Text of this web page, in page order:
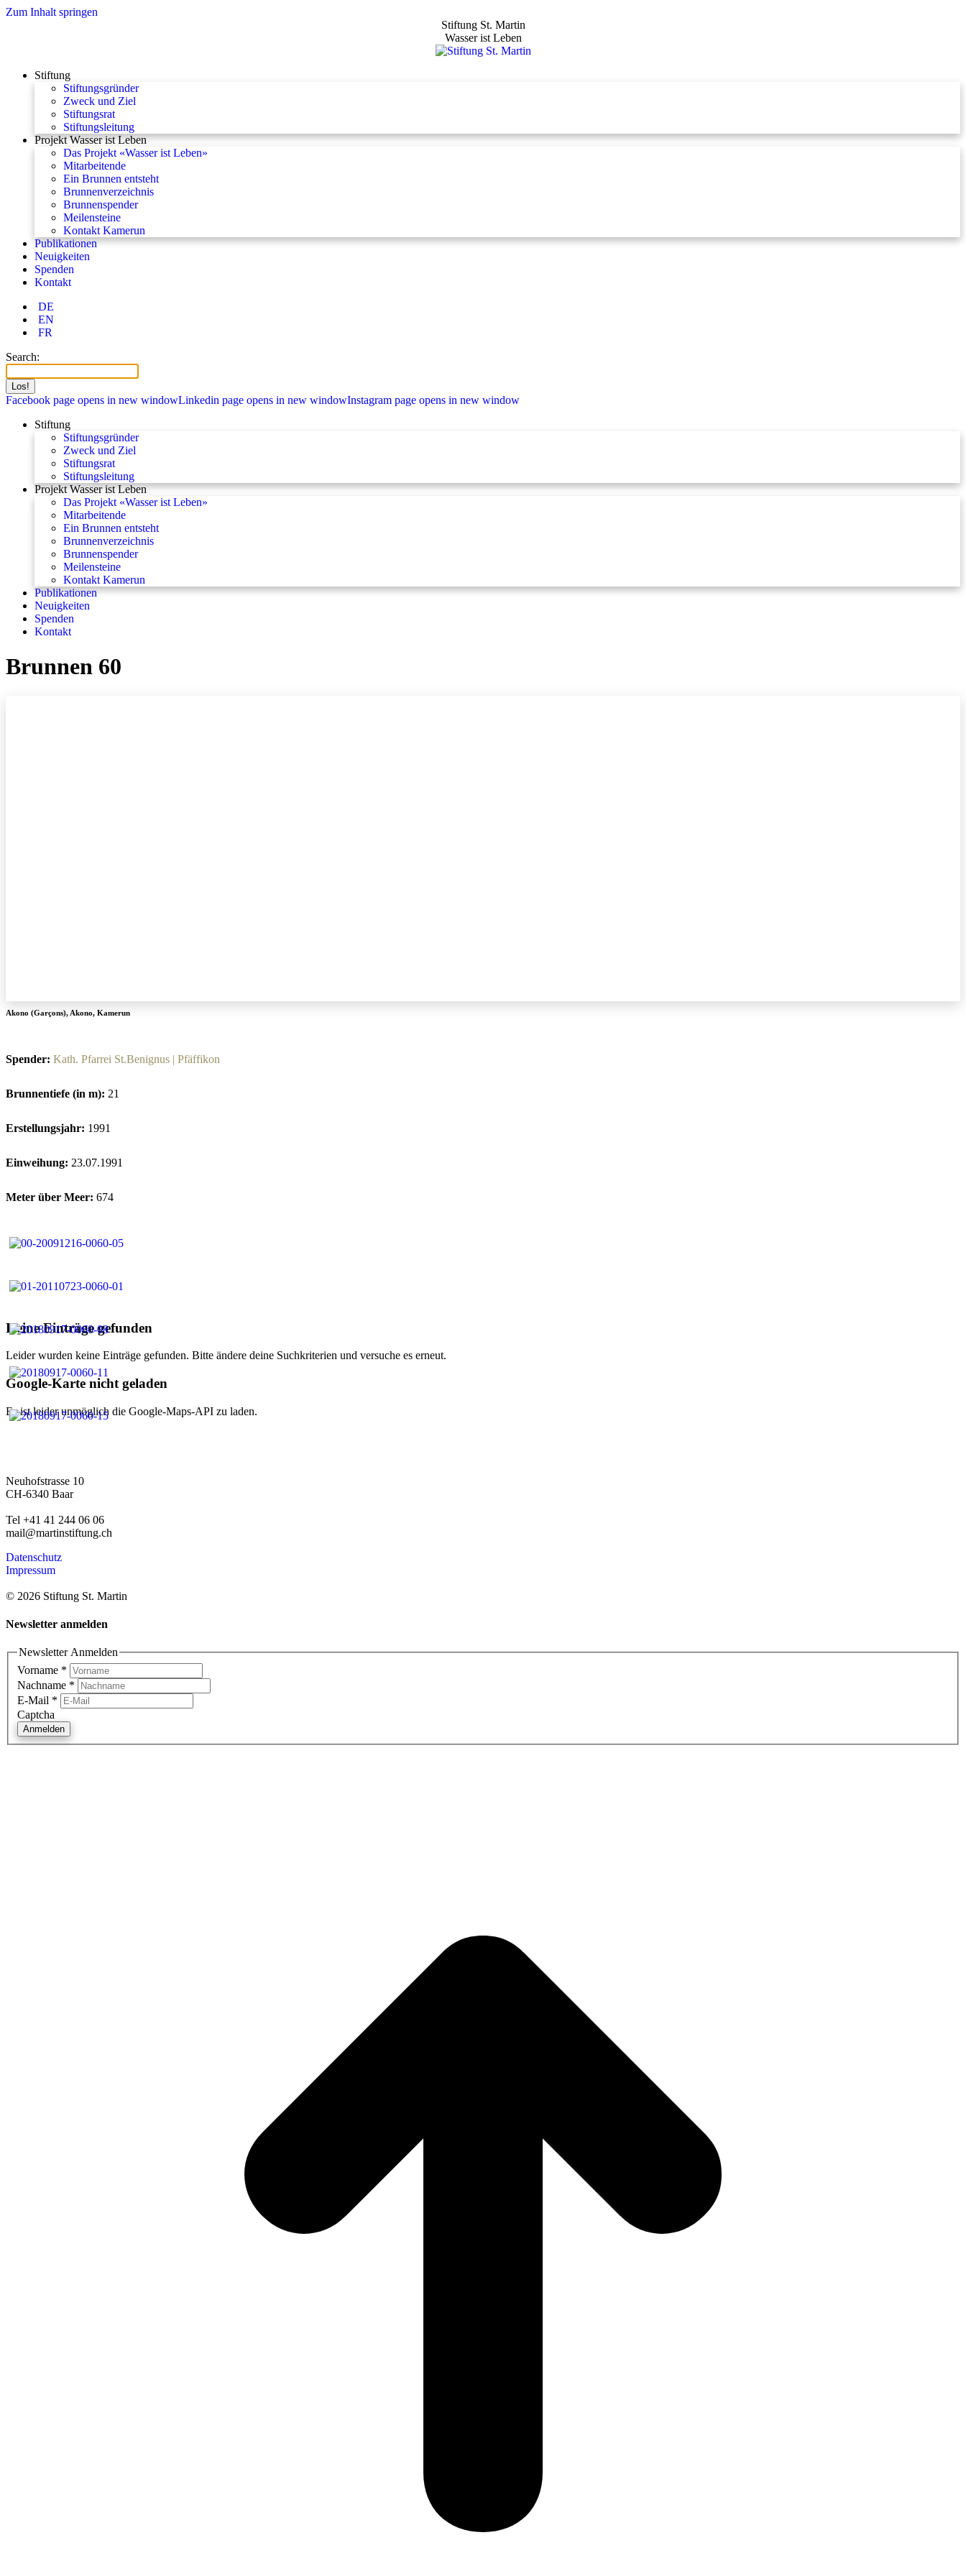
Zum Inhalt springen
Stiftung St. Martin
Wasser ist Leben
Stiftung
Stiftungsgründer
Zweck und Ziel
Stiftungsrat
Stiftungsleitung
Projekt Wasser ist Leben
Das Projekt «Wasser ist Leben»
Mitarbeitende
Ein Brunnen entsteht
Brunnenverzeichnis
Brunnenspender
Meilensteine
Kontakt Kamerun
Publikationen
Neuigkeiten
Spenden
Kontakt
DE
EN
FR
Search:
Facebook page opens in new windowLinkedin page opens in new windowInstagram page opens in new window
Stiftung
Stiftungsgründer
Zweck und Ziel
Stiftungsrat
Stiftungsleitung
Projekt Wasser ist Leben
Das Projekt «Wasser ist Leben»
Mitarbeitende
Ein Brunnen entsteht
Brunnenverzeichnis
Brunnenspender
Meilensteine
Kontakt Kamerun
Publikationen
Neuigkeiten
Spenden
Kontakt
Brunnen 60
Keine Einträge gefunden
Leider wurden keine Einträge gefunden. Bitte ändere deine Suchkriterien und versuche es erneut.
Google-Karte nicht geladen
Es ist leider unmöglich die Google-Maps-API zu laden.
Akono (Garçons), Akono, Kamerun
Spender: Kath. Pfarrei St.Benignus | Pfäffikon
Brunnentiefe (in m): 21
Erstellungsjahr: 1991
Einweihung: 23.07.1991
Meter über Meer: 674
Neuhofstrasse 10
CH-6340 Baar
Tel +41 41 244 06 06
mail@martinstiftung.ch
Datenschutz
Impressum
© 2026 Stiftung St. Martin
Newsletter anmelden
Newsletter Anmelden
Vorname *
Nachname *
E-Mail *
Captcha
Anmelden